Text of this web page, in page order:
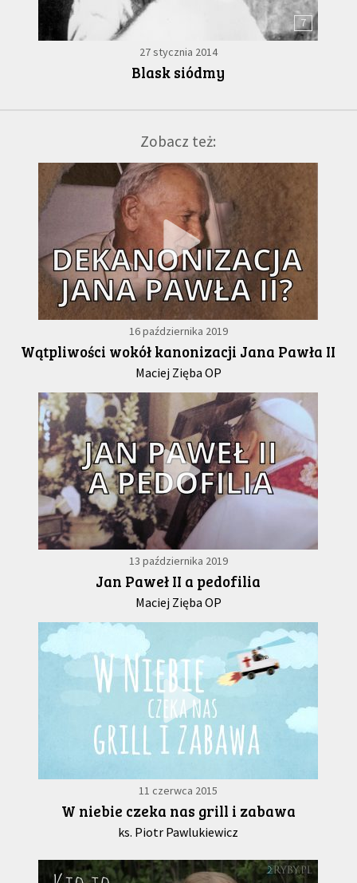
7
27 stycznia 2014
Blask siódmy
Zobacz też:
16 października 2019
Wątpliwości wokół kanonizacji Jana Pawła II
Maciej Zięba OP
13 października 2019
Jan Paweł II a pedofilia
Maciej Zięba OP
11 czerwca 2015
W niebie czeka nas grill i zabawa
ks. Piotr Pawlukiewicz